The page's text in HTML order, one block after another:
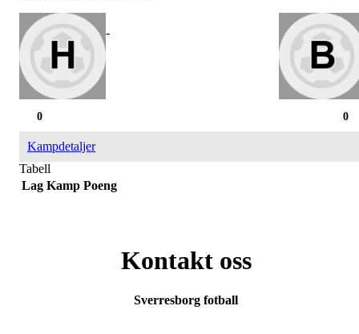
-
0
0
Kampdetaljer
Tabell
Lag Kamp Poeng
Kontakt oss
Sverresborg fotball